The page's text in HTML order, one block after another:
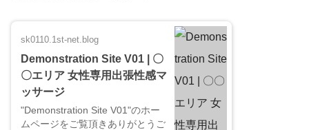
sk0110.1st-net.blog
Demonstration Site V01 | 〇
〇エリア 女性専用出張性感マ
ッサージ
"Demonstration Site V01"のホー
ムページをご覧頂きありがとうご